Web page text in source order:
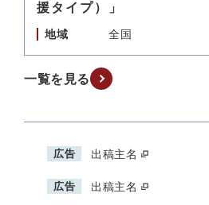
援タイプ）」
地域 全国
一覧を見る
広告 出稿主名
広告 出稿主名